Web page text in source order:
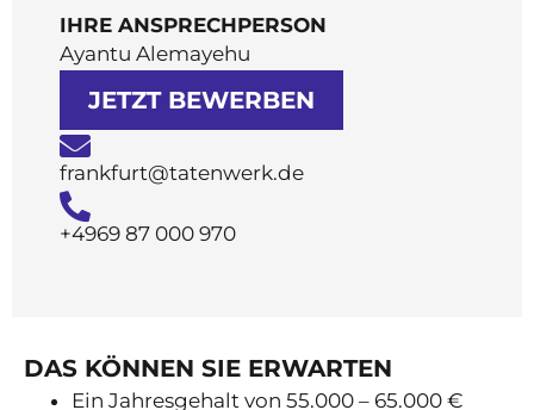
IHRE ANSPRECHPERSON
Ayantu Alemayehu
frankfurt@tatenwerk.de
JETZT BEWERBEN
+4969 87 000 970
DAS KÖNNEN SIE ERWARTEN
Ein Jahresgehalt von 55.000 – 65.000 €